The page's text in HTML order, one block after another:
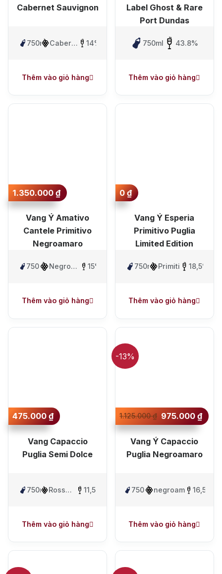
Cabernet Sauvignon
750ml Cabernet 14%
Thêm vào giỏ hàng
Label Ghost & Rare
Port Dundas
750ml 43.8%
Thêm vào giỏ hàng
1.350.000₫
Vang Ý Amativo
Cantele Primitivo
Negroamaro
750ml Negroamaro,
15%
Thêm vào giỏ hàng
0₫
Vang Ý Esperia
Primitivo Puglia
Limited Edition
750ml Primitivo 18,5%
Thêm vào giỏ hàng
475.000₫
Vang Capaccio
Puglia Semi Dolce
750mlRosso
11,5%
Thêm vào giỏ hàng
1.125.000₫ 975.000₫
-13%
Vang Ý Capaccio
Puglia Negroamaro
750ml negroamaro16,5%
Thêm vào giỏ hàng